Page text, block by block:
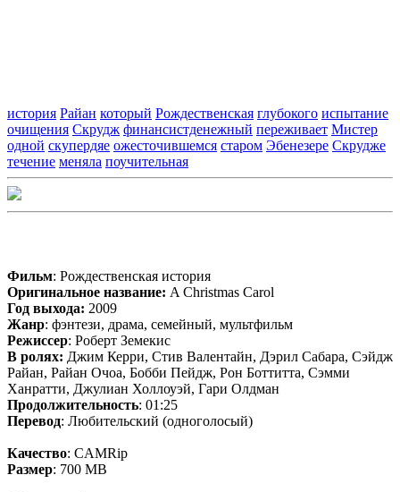
история Райан который Рождественская глубокого испытание
очищения Скрудж финансистденежный переживает Мистер
одной скупердяе ожесточившемся старом Эбенезере Скрудже
течение меняла поучительная
Фильм: Рождественская история
Оригинальное название: A Christmas Carol
Год выхода: 2009
Жанр: фэнтези, драма, семейный, мультфильм
Режиссер: Роберт Земекис
В ролях: Джим Керри, Стив Валентайн, Дэрил Сабара, Сэйдж
Райан, Райан Очоа, Бобби Пейдж, Рон Боттитта, Сэмми
Ханратти, Джулиан Холлоуэй, Гари Олдман
Продолжительность: 01:25
Перевод: Любительский (одноголосый)
Качество: CAMRip
Размер: 700 MB